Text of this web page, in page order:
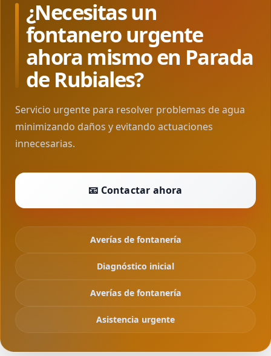
¿Necesitas un
fontanero urgente
ahora mismo en Parada
de Rubiales?
Servicio urgente para resolver problemas de agua
minimizando daños y evitando actuaciones
innecesarias.
📧 Contactar ahora
Averías de fontanería
Diagnóstico inicial
Averías de fontanería
Asistencia urgente